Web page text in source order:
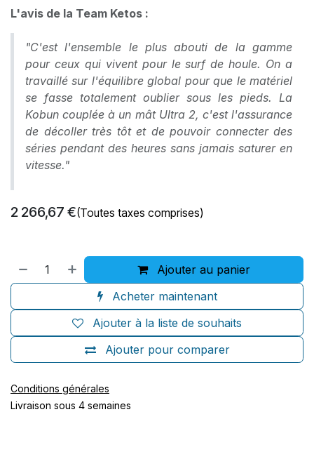
L'avis de la Team Ketos :
"C'est l'ensemble le plus abouti de la gamme
pour ceux qui vivent pour le surf de houle. On a
travaillé sur l'équilibre global pour que le matériel
se fasse totalement oublier sous les pieds. La
Kobun couplée à un mât Ultra 2, c'est l'assurance
de décoller très tôt et de pouvoir connecter des
séries pendant des heures sans jamais saturer en
vitesse."
2 266,67 €(Toutes taxes comprises)
Ajouter au panier
Acheter maintenant
Ajouter pour comparer
Ajouter à la liste de souhaits
Conditions générales
Livraison sous 4 semaines